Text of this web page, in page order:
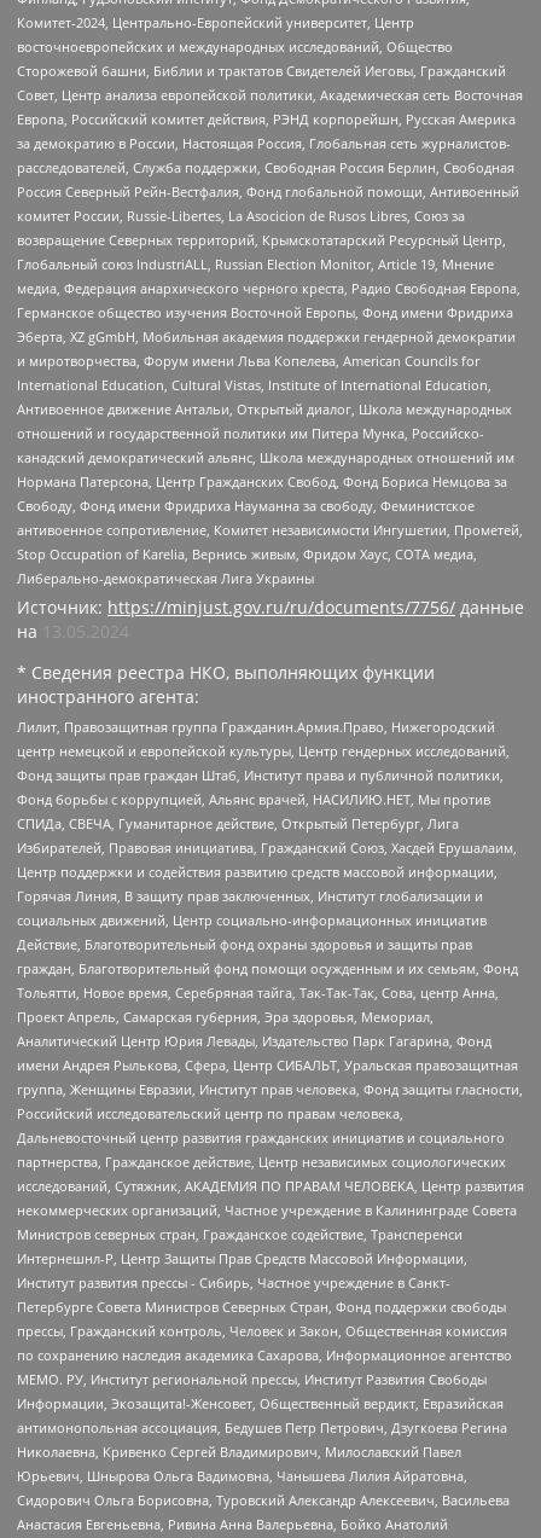
Комитет-2024, Центрально-Европейский университет, Центр
восточноевропейских и международных исследований, Общество
Сторожевой башни, Библии и трактатов Свидетелей Иеговы, Гражданский
Совет, Центр анализа европейской политики, Академическая сеть Восточная
Европа, Российский комитет действия, РЭНД корпорейшн, Русская Америка
за демократию в России, Настоящая Россия, Глобальная сеть журналистов-
расследователей, Служба поддержки, Свободная Россия Берлин, Свободная
Россия Северный Рейн-Вестфалия, Фонд глобальной помощи, Антивоенный
комитет России, Russie-Libertes, La Asocicion de Rusos Libres, Союз за
возвращение Северных территорий, Крымскотатарский Ресурсный Центр,
Глобальный союз IndustriALL, Russian Election Monitor, Article 19, Мнение
медиа, Федерация анархического черного креста, Радио Свободная Европа,
Германское общество изучения Восточной Европы, Фонд имени Фридриха
Эберта, XZ gGmbH, Мобильная академия поддержки гендерной демократии
и миротворчества, Форум имени Льва Копелева, American Councils for
International Education, Cultural Vistas, Institute of International Education,
Антивоенное движение Антальи, Открытый диалог, Школа международных
отношений и государственной политики им Питера Мунка, Российско-
канадский демократический альянс, Школа международных отношений им
Нормана Патерсона, Центр Гражданских Свобод, Фонд Бориса Немцова за
Свободу, Фонд имени Фридриха Науманна за свободу, Феминистское
антивоенное сопротивление, Комитет независимости Ингушетии, Прометей,
Stop Occupation of Karelia, Вернись живым, Фридом Хаус, СОТА медиа,
Либерально-демократическая Лига Украины
Источник: https://minjust.gov.ru/ru/documents/7756/ данные
на
13.05.2024
* Сведения реестра НКО, выполняющих функции
иностранного агента:
Лилит, Правозащитная группа Гражданин.Армия.Право, Нижегородский
центр немецкой и европейской культуры, Центр гендерных исследований,
Фонд защиты прав граждан Штаб, Институт права и публичной политики,
Фонд борьбы с коррупцией, Альянс врачей, НАСИЛИЮ.НЕТ, Мы против
СПИДа, СВЕЧА, Гуманитарное действие, Открытый Петербург, Лига
Избирателей, Правовая инициатива, Гражданский Союз, Хасдей Ерушалаим,
Центр поддержки и содействия развитию средств массовой информации,
Горячая Линия, В защиту прав заключенных, Институт глобализации и
социальных движений, Центр социально-информационных инициатив
Действие, Благотворительный фонд охраны здоровья и защиты прав
граждан, Благотворительный фонд помощи осужденным и их семьям, Фонд
Тольятти, Новое время, Серебряная тайга, Так-Так-Так, Сова, центр Анна,
Проект Апрель, Самарская губерния, Эра здоровья, Мемориал,
Аналитический Центр Юрия Левады, Издательство Парк Гагарина, Фонд
имени Андрея Рылькова, Сфера, Центр СИБАЛЬТ, Уральская правозащитная
группа, Женщины Евразии, Институт прав человека, Фонд защиты гласности,
Российский исследовательский центр по правам человека,
Дальневосточный центр развития гражданских инициатив и социального
партнерства, Гражданское действие, Центр независимых социологических
исследований, Сутяжник, АКАДЕМИЯ ПО ПРАВАМ ЧЕЛОВЕКА, Центр развития
некоммерческих организаций, Частное учреждение в Калининграде Совета
Министров северных стран, Гражданское содействие, Трансперенси
Интернешнл-Р, Центр Защиты Прав Средств Массовой Информации,
Институт развития прессы - Сибирь, Частное учреждение в Санкт-
Петербурге Совета Министров Северных Стран, Фонд поддержки свободы
прессы, Гражданский контроль, Человек и Закон, Общественная комиссия
по сохранению наследия академика Сахарова, Информационное агентство
МЕМО. РУ, Институт региональной прессы, Институт Развития Свободы
Информации, Экозащита!-Женсовет, Общественный вердикт, Евразийская
антимонопольная ассоциация, Бедушев Петр Петрович, Дзугкоева Регина
Николаевна, Кривенко Сергей Владимирович, Милославский Павел
Юрьевич, Шнырова Ольга Вадимовна, Чанышева Лилия Айратовна,
Сидорович Ольга Борисовна, Туровский Александр Алексеевич, Васильева
Анастасия Евгеньевна, Ривина Анна Валерьевна, Бойко Анатолий